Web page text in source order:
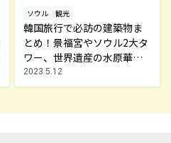
ソウル 観光
韓国旅行で必訪の建築物ま
とめ！景福宮やソウル2大タ
ワー、世界遺産の水原華城
も
2023.5.12